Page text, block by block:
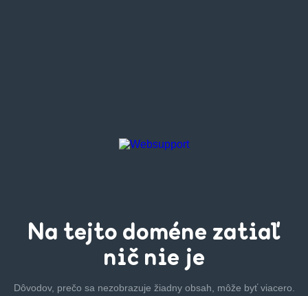
Na tejto doméne zatiaľ
nič nie je
Dôvodov, prečo sa nezobrazuje žiadny obsah, môže byťviacero.